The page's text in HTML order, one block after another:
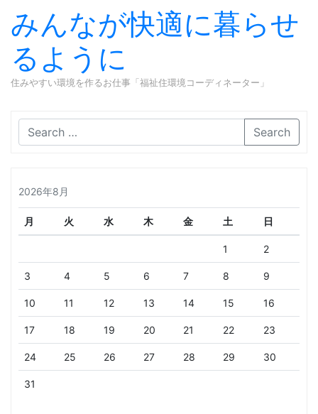
みんなが快適に暮らせ
るように
住みやすい環境を作るお仕事「福祉住環境コーディネーター」
Search
2026年8月
月 火 水 木 金 土 日
1 2
3 4 5 6 7 8 9
10 11 12 13 14 15 16
17 18 19 20 21 22 23
24 25 26 27 28 29 30
31